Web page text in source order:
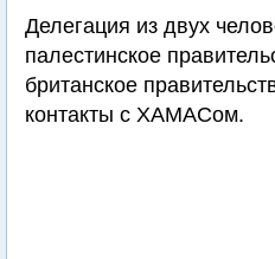
Делегация из двух
палестинское
британское
контакты с ХАМАСом.